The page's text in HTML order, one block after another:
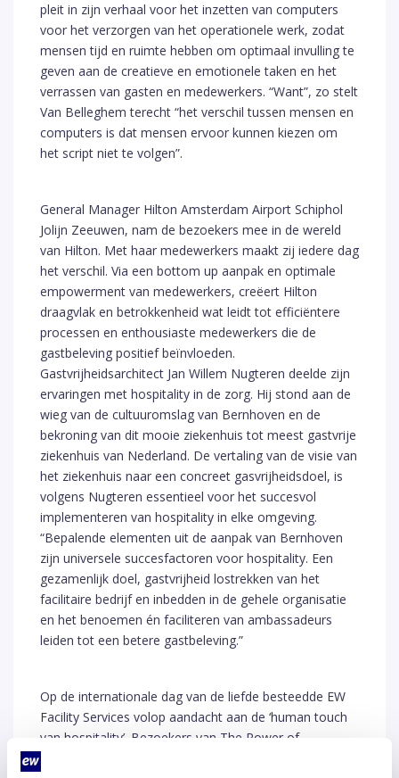
pleit in zijn verhaal voor het inzetten van computers
voor het verzorgen van het operationele werk, zodat
mensen tijd en ruimte hebben om optimaal invulling te
geven aan de creatieve en emotionele taken en het
verrassen van gasten en medewerkers. “Want”, zo stelt
Van Belleghem terecht “het verschil tussen mensen en
computers is dat mensen ervoor kunnen kiezen om
het script niet te volgen”.
General Manager Hilton Amsterdam Airport Schiphol
Jolijn Zeeuwen, nam de bezoekers mee in de wereld
van Hilton. Met haar medewerkers maakt zij iedere dag
het verschil. Via een bottom up aanpak en optimale
empowerment van medewerkers, creëert Hilton
draagvlak en betrokkenheid wat leidt tot efficiëntere
processen en enthousiaste medewerkers die de
gastbeleving positief beïnvloeden.
Gastvrijheidsarchitect Jan Willem Nugteren deelde zijn
ervaringen met hospitality in de zorg. Hij stond aan de
wieg van de cultuuromslag van Bernhoven en de
bekroning van dit mooie ziekenhuis tot meest gastvrije
ziekenhuis van Nederland. De vertaling van de visie van
het ziekenhuis naar een concreet gasvrijheidsdoel, is
volgens Nugteren essentieel voor het succesvol
implementeren van hospitality in elke omgeving.
“Bepalende elementen uit de aanpak van Bernhoven
zijn universele succesfactoren voor hospitality. Een
gezamenlijk doel, gastvrijheid lostrekken van het
facilitaire bedrijf en inbedden in de gehele organisatie
en het benoemen én faciliteren van ambassadeurs
leiden tot een betere gastbeleving.”
Op de internationale dag van de liefde besteedde EW
Facility Services volop aandacht aan de ‘human touch
van hospitality’. Bezoekers van The Power of